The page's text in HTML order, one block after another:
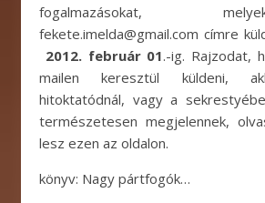
fogalmazásokat,
fekete.imelda@gmail.com
2012. február 01.-ig. Rajzodat,
mailen keresztül küldeni,
hitoktatódnál, vagy a
természetesen megjelennek,
lesz ezen az oldalon.
könyv: Nagy pártfogók…